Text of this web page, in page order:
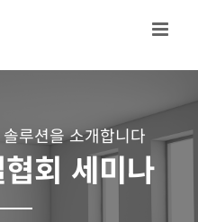
루션을 소개합니다
회 세미나